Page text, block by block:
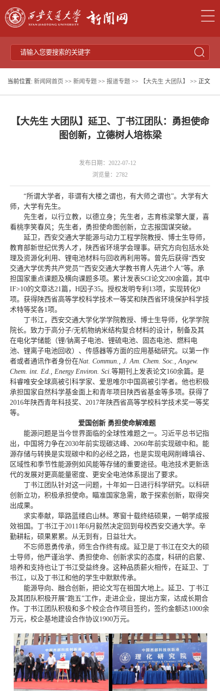
当前位置: 新闻网首页 >> 新闻专题 >> 报道专题 >> 【大先生 大团队】 >> 正文
【大先生 大团队】延卫、丁书江团队：勇担使命
图创新，立德树人培栋梁
发布日期：2022-07-12
浏览量： 2782
“所谓大学者，非谓有大楼之谓也，有大师之谓也”。大学有大
师，大学有先生。
先生者，以行立教，以德立身；先生者，志育栋梁擎大厦，喜
看桃李笑春风；先生者，勇担使命图创新，立志报国谋突破。
延卫，西安交通大学能源与动力工程学院教授、博士生导师，
教育部新世纪优秀人才，陕西省环境学会理事。研究方向包括水处
理及资源化利用、锂电池材料与回收再利用等。曾先后获得“西安
交通大学优秀共产党员”“西安交通大学教书育人先进个人”等。承
担国家重点课题及横向课题多项。累计发表SCI论文200余篇，其中
IF>10的文章达21篇，H因子35。授权发明专利13项，实现转化9
项。获得陕西省高等学校科学技术一等奖和陕西省环境保护科学技
术特等奖各1项。
丁书江，西安交通大学化学学院教授、博士生导师，化学学院
院长。致力于高分子/无机物纳米结构复合材料的设计，制备及其
在电化学储能（锂/钠离子电池、锂硫电池、固态电池、燃料电
池、锂离子电池回收）、传感器等方面的应用基础研究。以第一作
者或者通讯作者身份在Nat. Commun., J. Am. Chem. Soc., Angew.
Chem. int. Ed., Energy Environ. Sci.等期刊上发表论文160余篇。是
科睿唯安全球高被引科学家、爱思唯尔中国高被引学者。他也积极
承担国家自然科学基金面上和青年项目陕西省基金等多项。获得了
2016年陕西青年科技奖、2017年陕西省高等学校科学技术奖一等奖
等。
爱国创新 勇担使命解难题
能源问题是当今世界面临的全球性难题之一。习近平总书记指
出，中国将力争在2030年前实现碳达峰、2060年前实现碳中和。能
源存储与转换是实现碳中和的必经之路，也是实现电网削峰填谷、
区域性和季节性能源例如风能等存储的重要途径。电池技术更新迭
代的发展对更高能量密度、更安全电池体系提出了要求。
丁书江团队针对这一问题，十年如一日进行科学研究。以科研
创新立功，积极承担使命。瞄准国家急需，敢于探索创新，取得突
出成果。
求实奉献，筚路蓝缕启山林。寒窗十载终结硕果，一朝学成报
效祖国。丁书江于2011年6月毅然决定回到母校西安交通大学。辛
勤耕耘，硕果累累。从无到有，日益壮大。
不忘师恩勇传承，师生合作终有成。延卫是丁书江在交大的硕
士导师，他严谨治学、勇担使命、创新求实的态度，科研的启蒙、
培养和支持也让丁书江受益终身。这种品质薪火相传，在延卫、丁
书江，以及丁书江和他的学生中默默传承。
能源导向、融合创新，把论文写在祖国大地上。延卫、丁书江
及其团队积极开展“跑五”工作，走进企业，提出方案，达成长期合
作。丁书江团队积极和多个校企合作项目签约，签约金额达1000余
万元，校企基地建设合作协议1900万元。